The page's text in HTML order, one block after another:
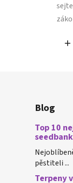
Blog
Top 10
pěstiteli ...
Terpeny